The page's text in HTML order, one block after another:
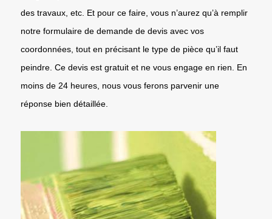
des travaux, etc. Et pour ce faire, vous n’aurez qu’à remplir
notre formulaire de demande de devis avec vos
coordonnées, tout en précisant le type de pièce qu’il faut
peindre. Ce devis est gratuit et ne vous engage en rien. En
moins de 24 heures, nous vous ferons parvenir une
réponse bien détaillée.